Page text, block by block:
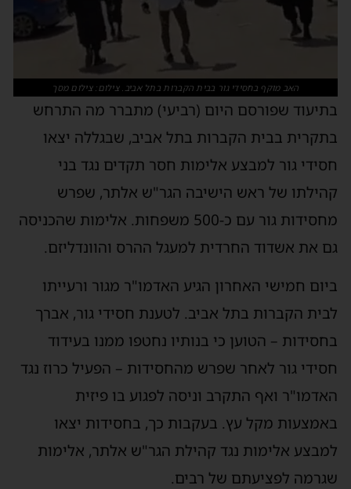
האב מוקף בחסידי גור בבית הקברות בתל אביב. צילום: צילום מסך
בתיעוד שפורסם היום (רביעי) מתברר מה התרחש
בתקרית בבית הקברות בתל אביב, שבגללה יצאו
חסידי גור למבצע אלימות חסר תקדים נגד בני
קהילתו של ראש הישיבה הגר"ש אלתר, שפרש
מחסידות גור עם כ-500 משפחות. אלימות שהכניסה
גם את אשדוד החרדית למעגל ההרס והוונדליזם.
ביום חמישי האחרון הגיע האדמו"ר מגור ורעייתו
לבית הקברות בתל אביב. לטענת חסידי גור, אברך
בחסידות – הטוען כי בנותיו נחטפו ממנו בעידוד
חסידי גור לאחר שפרש מהחסידות – הפעיל כרוז נגד
האדמו"ר ואף התקרב וניסה לפגוע בו פיזית
באמצעות מקל עץ. בעקבות כך, בחסידות יצאו
למבצע אלימות נגד קהילת הגר"ש אלתר, אלימות
שגרמה לפציעתם של רבים.